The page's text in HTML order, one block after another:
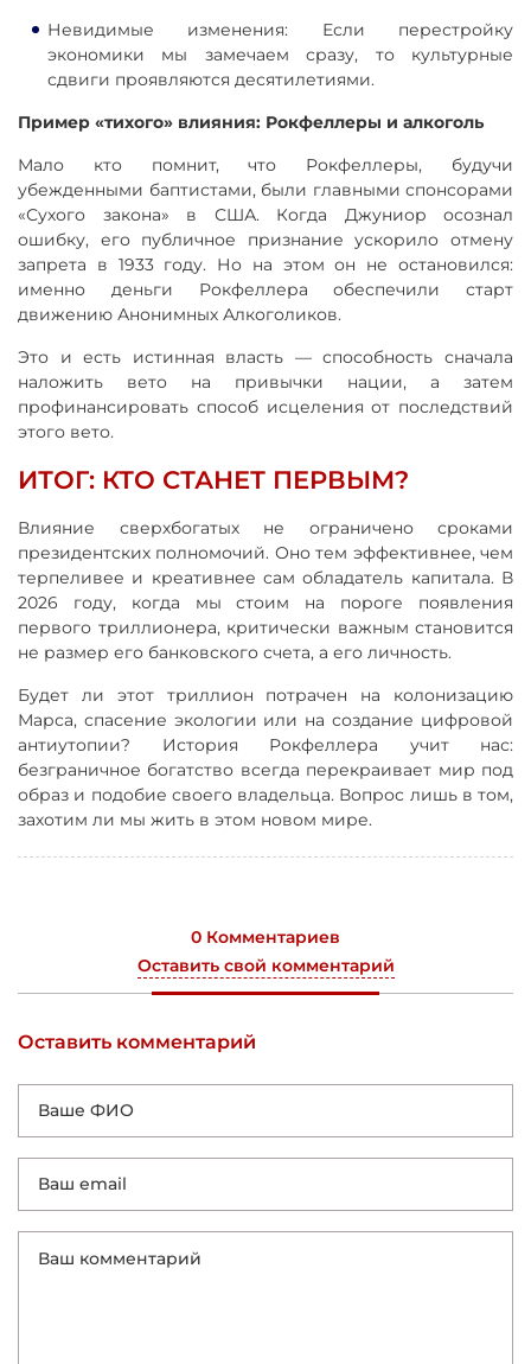
Невидимые изменения: Если перестройку
экономики мы замечаем сразу, то культурные
сдвиги проявляются десятилетиями.
Пример «тихого» влияния: Рокфеллеры и алкоголь
Мало кто помнит, что Рокфеллеры, будучи
убежденными баптистами, были главными спонсорами
«Сухого закона» в США. Когда Джуниор осознал
ошибку, его публичное признание ускорило отмену
запрета в 1933 году. Но на этом он не остановился:
именно деньги Рокфеллера обеспечили старт
движению Анонимных Алкоголиков.
Это и есть истинная власть — способность сначала
наложить вето на привычки нации, а затем
профинансировать способ исцеления от последствий
этого вето.
ИТОГ: КТО СТАНЕТ ПЕРВЫМ?
Влияние сверхбогатых не ограничено сроками
президентских полномочий. Оно тем эффективнее, чем
терпеливее и креативнее сам обладатель капитала. В
2026 году, когда мы стоим на пороге появления
первого триллионера, критически важным становится
не размер его банковского счета, а его личность.
Будет ли этот триллион потрачен на колонизацию
Марса, спасение экологии или на создание цифровой
антиутопии? История Рокфеллера учит нас:
безграничное богатство всегда перекраивает мир под
образ и подобие своего владельца. Вопрос лишь в том,
захотим ли мы жить в этом новом мире.
0 Комментариев
Оставить свой комментарий
Оставить комментарий